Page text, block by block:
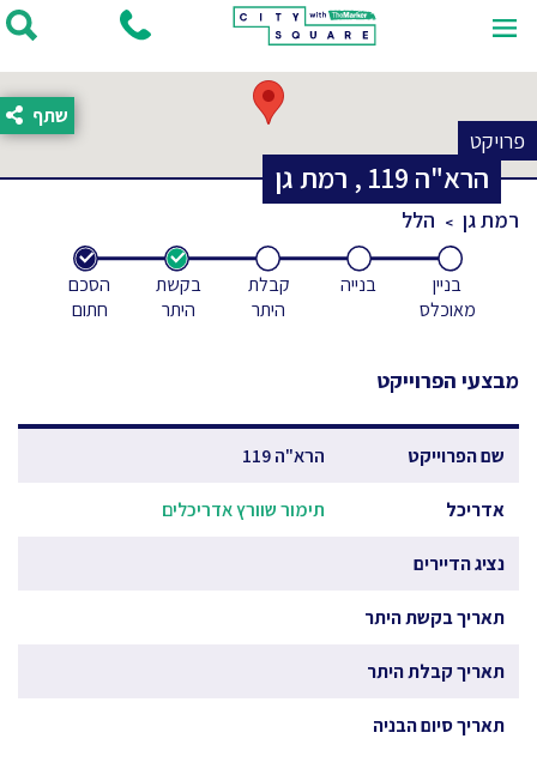
פרויקט
הרא"ה 119
, רמת גן
שתף
רמת גן הלל
בניין
מאוכלס
בנייה
קבלת
היתר
בקשת
היתר
הסכם
חתום
מבצעי הפרוייקט
שם הפרוייקט הרא"ה 119
אדריכל תימור שוורץ אדריכלים
נציג הדיירים
תאריך בקשת היתר
תאריך קבלת היתר
תאריך סיום הבניה